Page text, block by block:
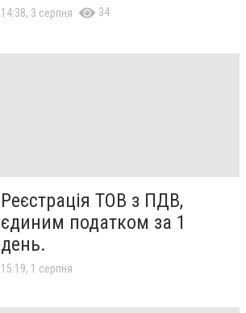
14:38, 3 серпня 34
Реєстрація ТОВ з ПДВ,
єдиним податком за 1
день.
15:19, 1 серпня